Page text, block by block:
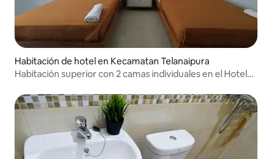
Habitación de hotel en Kecamatan Telanaipura
Habitación superior con 2 camas individuales en el Hotel